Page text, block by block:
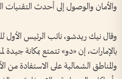
والأمان والوصول إلى أحدث التقنيات
وقال نيك ريدشو، نائب الرئيس الأول
بالإمارات، إن «دو» تتمتع بمكانة جيدة
والمناطق الشمالية على الاستفادة من